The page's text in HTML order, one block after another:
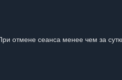
отмене сеанса менее чем за